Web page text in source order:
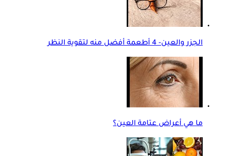
الجزر والعين- 4 أطعمة أفضل منه لتقوية النظر
ما هي أعراض عتامة العين؟